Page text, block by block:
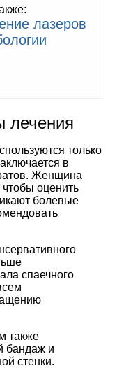
лазеров
лечения
только
в
Женщина
оценить
болевые
спаечного
также
бандаж и
стенки.